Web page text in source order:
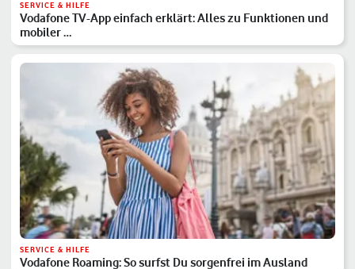
SERVICE & HILFE
Vodafone TV-App einfach erklärt: Alles zu Funktionen und
mobiler …
SERVICE & HILFE
Vodafone Roaming: So surfst Du sorgenfrei im Ausland